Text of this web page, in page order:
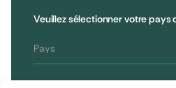
Veuillez sélectionner votre pays
Pays
75008 Paris, France
T : 01 53 96 52 50